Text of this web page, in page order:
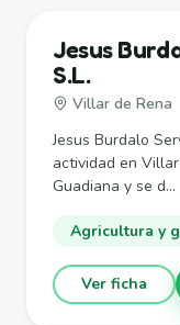
Jesus
S.L.
Villar de Rena
Jesus Burdalo
actividad en
Guadiana y se d...
Agricultura y
Ver ficha